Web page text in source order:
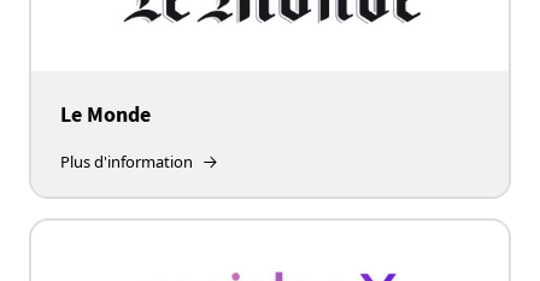
Le Monde
Plus d'information